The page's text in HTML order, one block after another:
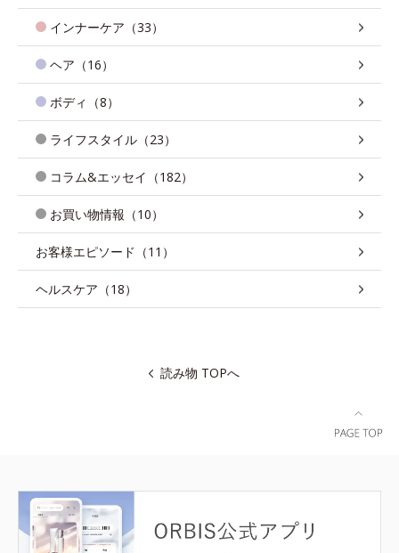
インナーケア（33）
ヘア（16）
ボディ（8）
ライフスタイル（23）
コラム&エッセイ（182）
お買い物情報（10）
お客様エピソード（11）
ヘルスケア（18）
読み物 TOPへ